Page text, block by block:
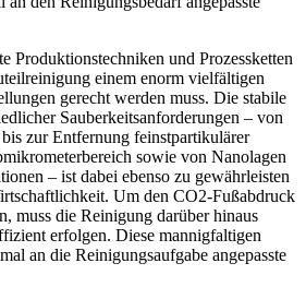
Produktionstechniken und Prozessketten
einem enorm vielfältigen
gerecht werden muss. Die stabile
Sauberkeitsanforderungen – von
zur Entfernung feinstpartikulärer
sowie von Nanolagen
– ist dabei ebenso zu gewährleisten
Um den CO2-Fußabdruck
muss die Reinigung darüber hinaus
erfolgen. Diese mannigfaltigen
an die Reinigungsaufgabe angepasste